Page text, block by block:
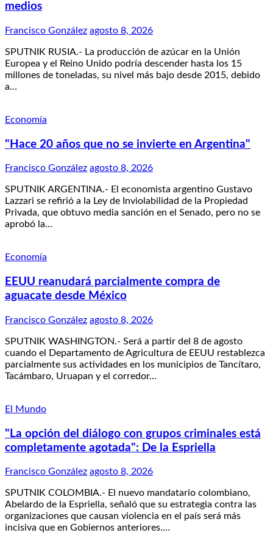
medios
Francisco González agosto 8, 2026
SPUTNIK RUSIA.- La producción de azúcar en la Unión
Europea y el Reino Unido podría descender hasta los 15
millones de toneladas, su nivel más bajo desde 2015, debido
a…
Economía
"Hace 20 años que no se invierte en Argentina"
Francisco González agosto 8, 2026
SPUTNIK ARGENTINA.- El economista argentino Gustavo
Lazzari se refirió a la Ley de Inviolabilidad de la Propiedad
Privada, que obtuvo media sanción en el Senado, pero no se
aprobó la…
Economía
EEUU reanudará parcialmente compra de
aguacate desde México
Francisco González agosto 8, 2026
SPUTNIK WASHINGTON.- Será a partir del 8 de agosto
cuando el Departamento de Agricultura de EEUU restablezca
parcialmente sus actividades en los municipios de Tancítaro,
Tacámbaro, Uruapan y el corredor…
El Mundo
"La opción del diálogo con grupos criminales está
completamente agotada": De la Espriella
Francisco González agosto 8, 2026
SPUTNIK COLOMBIA.- El nuevo mandatario colombiano,
Abelardo de la Espriella, señaló que su estrategia contra las
organizaciones que causan violencia en el país será más
incisiva que en Gobiernos anteriores.…